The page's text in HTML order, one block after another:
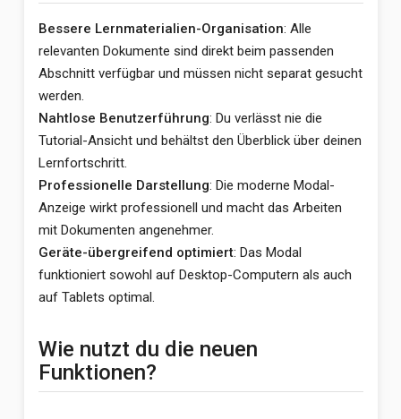
Bessere Lernmaterialien-Organisation: Alle
relevanten Dokumente sind direkt beim passenden
Abschnitt verfügbar und müssen nicht separat gesucht
werden.
Nahtlose Benutzerführung: Du verlässt nie die
Tutorial-Ansicht und behältst den Überblick über deinen
Lernfortschritt.
Professionelle Darstellung: Die moderne Modal-
Anzeige wirkt professionell und macht das Arbeiten
mit Dokumenten angenehmer.
Geräte-übergreifend optimiert: Das Modal
funktioniert sowohl auf Desktop-Computern als auch
auf Tablets optimal.
Wie nutzt du die neuen
Funktionen?